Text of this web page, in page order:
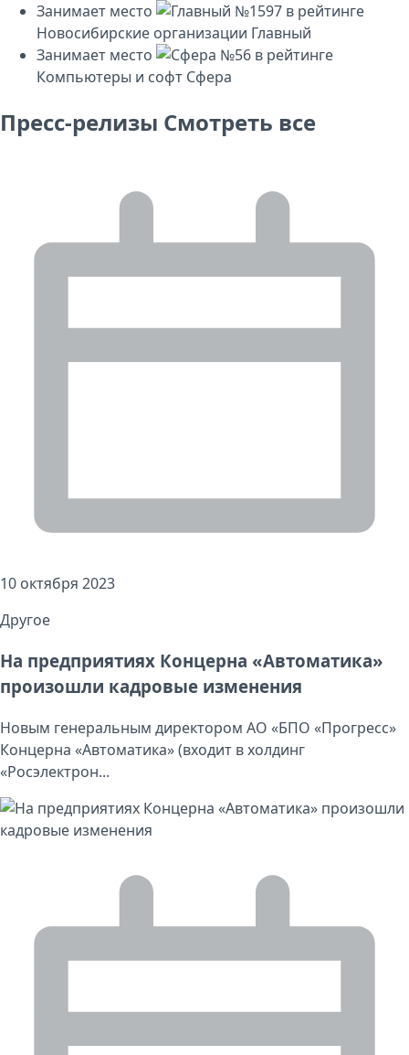
Занимает место №1597 в рейтинге
Новосибирские организации Главный
Занимает место
№56 в рейтинге
Компьютеры и софт Сфера
Пресс-релизы Смотреть все
10 октября 2023
Другое
На предприятиях Концерна «Автоматика»
произошли кадровые изменения
Новым генеральным директором АО «БПО «Прогресс»
Концерна «Автоматика» (входит в холдинг
«Росэлектрон...